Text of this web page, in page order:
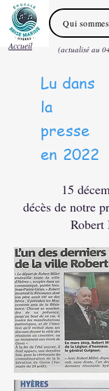
Qui
(actualisé au
Accueil
Lu dans
la
presse
en 2022
15
décès de notre